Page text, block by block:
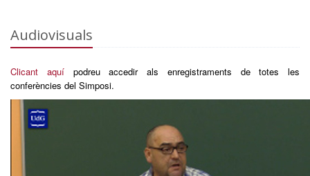
Audiovisuals
Clicant aquípodreu accedir als enregistraments de totes les
conferències del Simposi.